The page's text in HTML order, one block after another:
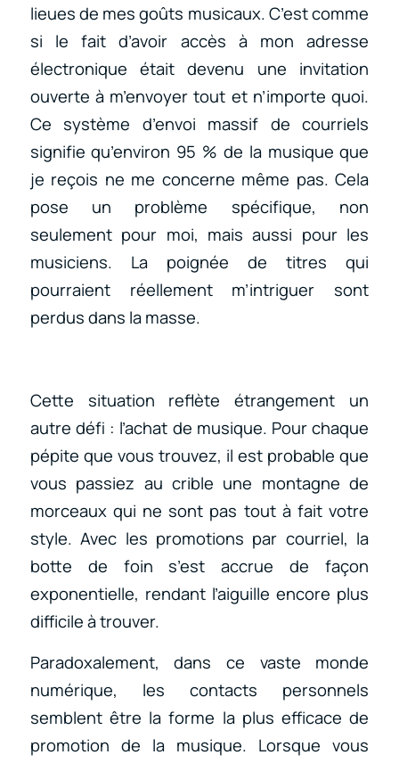
lieues de mes goûts musicaux. C’est comme
si le fait d’avoir accès à mon adresse
électronique était devenu une invitation
ouverte à m’envoyer tout et n’importe quoi.
Ce système d’envoi massif de courriels
signifie qu’environ 95 % de la musique que
je reçois ne me concerne même pas. Cela
pose un problème spécifique, non
seulement pour moi, mais aussi pour les
musiciens. La poignée de titres qui
pourraient réellement m’intriguer sont
perdus dans la masse.
Cette situation reflète étrangement un
autre défi : l’achat de musique. Pour chaque
pépite que vous trouvez, il est probable que
vous passiez au crible une montagne de
morceaux qui ne sont pas tout à fait votre
style. Avec les promotions par courriel, la
botte de foin s’est accrue de façon
exponentielle, rendant l’aiguille encore plus
difficile à trouver.
Paradoxalement, dans ce vaste monde
numérique, les contacts personnels
semblent être la forme la plus efficace de
promotion de la musique. Lorsque vous